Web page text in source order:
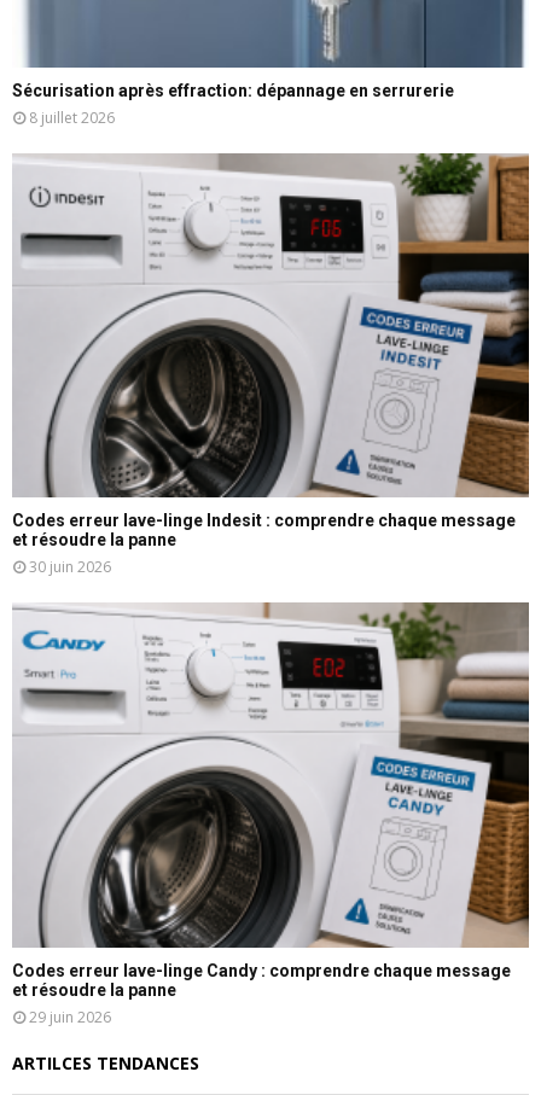
Sécurisation après effraction: dépannage en serrurerie
8 juillet 2026
Codes erreur lave-linge Indesit : comprendre chaque message
et résoudre la panne
30 juin 2026
Codes erreur lave-linge Candy : comprendre chaque message
et résoudre la panne
29 juin 2026
ARTILCES TENDANCES